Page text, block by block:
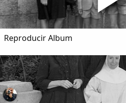
Apodos
Peñas
La palra
Modo oscuro
Reproducir Album